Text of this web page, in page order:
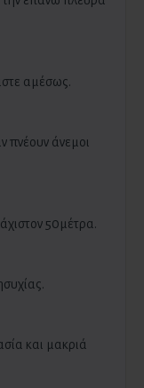
αμέσως.
πνέουν άνεμοι
50μέτρα.
και μακριά